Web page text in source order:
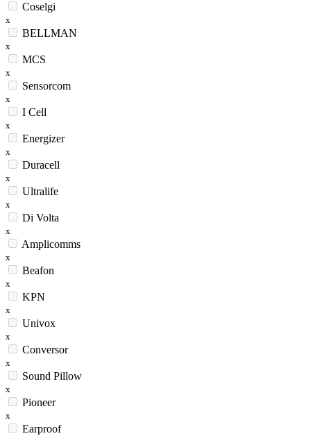
Coselgi
x
BELLMAN
x
MCS
x
Sensorcom
x
I Cell
x
Energizer
x
Duracell
x
Ultralife
x
Di Volta
x
Amplicomms
x
Beafon
x
KPN
x
Univox
x
Conversor
x
Sound Pillow
x
Pioneer
x
Earproof